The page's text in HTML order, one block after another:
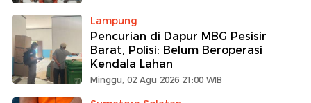
Lampung
Pencurian di Dapur MBG Pesisir
Barat, Polisi: Belum Beroperasi
Kendala Lahan
Minggu, 02 Agu 2026 21:00 WIB